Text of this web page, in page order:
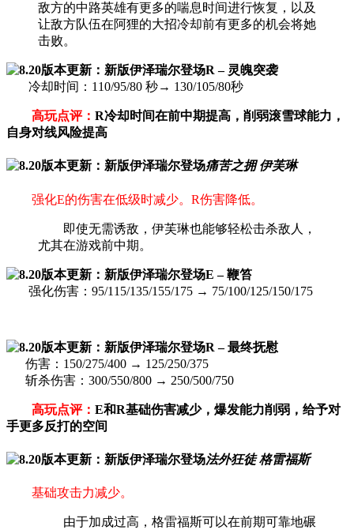
敌方的中路英雄有更多的喘息时间进行恢复，以及
让敌方队伍在阿狸的大招冷却前有更多的机会将她
击败。
R – 灵魄突袭
冷却时间：110/95/80 秒→ 130/105/80秒
高玩点评： R冷却时间在前中期提高，削弱滚雪球能力，
自身对线风险提高
痛苦之拥 伊芙琳
强化E的伤害在低级时减少。R伤害降低。
即使无需诱敌，伊芙琳也能够轻松击杀敌人，
尤其在游戏前中期。
E – 鞭笞
强化伤害：95/115/135/155/175 → 75/100/125/150/175
R – 最终抚慰
伤害：150/275/400 → 125/250/375
斩杀伤害：300/550/800 → 250/500/750
高玩点评： E和R基础伤害减少，爆发能力削弱，给予对
手更多反打的空间
法外狂徒 格雷福斯
基础攻击力减少。
由于加成过高，格雷福斯可以在前期可靠地碾